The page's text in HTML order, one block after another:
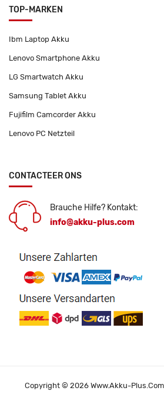
TOP-MARKEN
Ibm Laptop Akku
Lenovo Smartphone Akku
LG Smartwatch Akku
Samsung Tablet Akku
Fujifilm Camcorder Akku
Lenovo PC Netzteil
CONTACTEER ONS
Brauche Hilfe? Kontakt:
info@akku-plus.com
Copyright © 2026 Www.akku-